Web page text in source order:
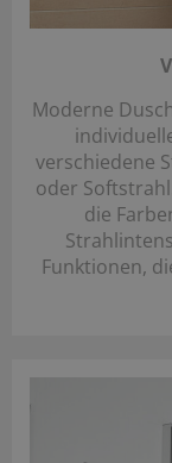
Moderne
verschiedene
oder
die
Funktionen,